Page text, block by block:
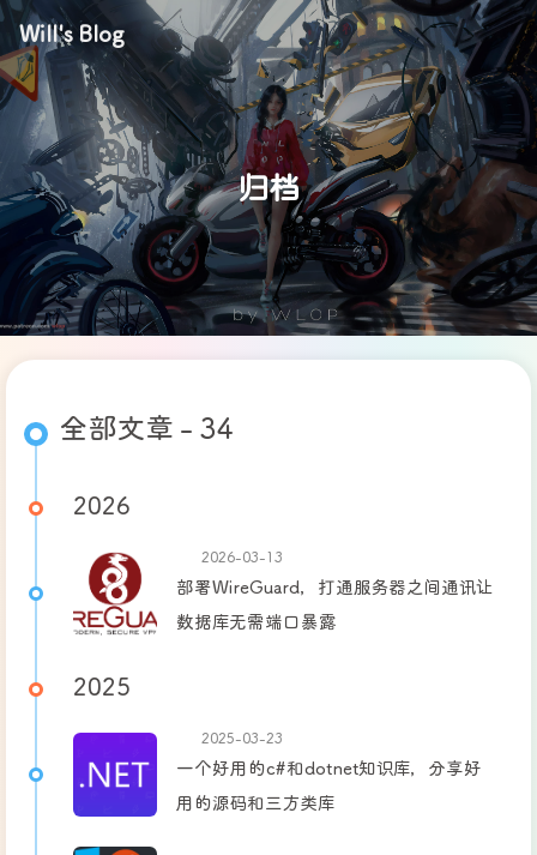
Will's Blog
归档
全部文章 - 34
2026
2026-03-13
部署WireGuard，打通服务器之间通讯让
数据库无需端口暴露
2025
2025-03-23
一个好用的c#和dotnet知识库，分享好
用的源码和三方类库